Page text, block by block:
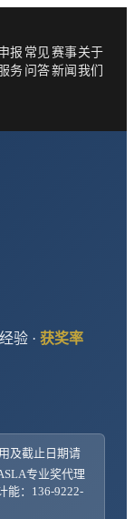
报
务
常见
问答
赛事
新闻
关于
我们
验 · 获奖率
及截止日期请
专业奖代理
能：136-9222-